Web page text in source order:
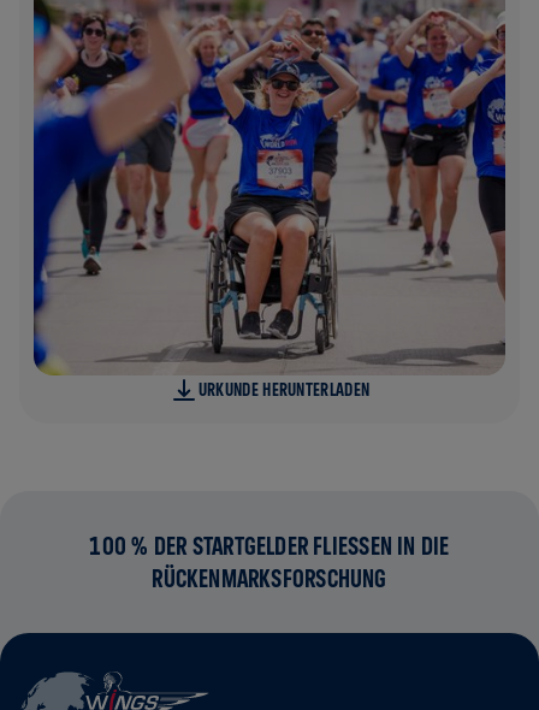
URKUNDE HERUNTERLADEN
100 % DER STARTGELDER FLIESSEN IN DIE R
ÜCKENMARKSFORSCHUNG